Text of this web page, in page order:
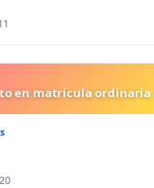
en matricula ordinaria